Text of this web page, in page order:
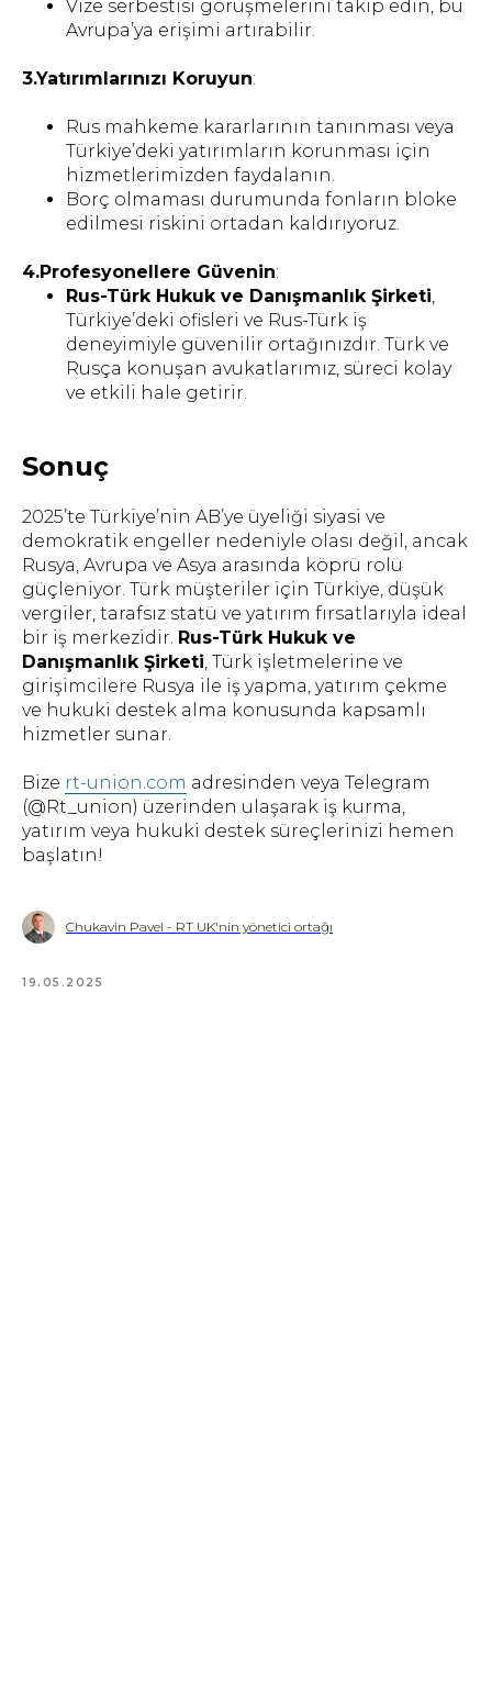
Vize serbestisi görüşmelerini takip edin, bu
Avrupa’ya erişimi artırabilir.
3.Yatırımlarınızı Koruyun:
Rus mahkeme kararlarının tanınması veya
Türkiye’deki yatırımların korunması için
hizmetlerimizden faydalanın.
Borç olmaması durumunda fonların bloke
edilmesi riskini ortadan kaldırıyoruz.
4.Profesyonellere Güvenin:
Rus-Türk Hukuk ve Danışmanlık Şirketi,
Türkiye’deki ofisleri ve Rus-Türk iş
deneyimiyle güvenilir ortağınızdır. Türk ve
Rusça konuşan avukatlarımız, süreci kolay
ve etkili hale getirir.
Sonuç
2025’te Türkiye’nin AB’ye üyeliği siyasi ve
demokratik engeller nedeniyle olası değil, ancak
Rusya, Avrupa ve Asya arasında köprü rolü
güçleniyor. Türk müşteriler için Türkiye, düşük
vergiler, tarafsız statü ve yatırım fırsatlarıyla ideal
bir iş merkezidir. Rus-Türk Hukuk ve
Danışmanlık Şirketi, Türk işletmelerine ve
girişimcilere Rusya ile iş yapma, yatırım çekme
ve hukuki destek alma konusunda kapsamlı
hizmetler sunar.
Bize rt-union.com adresinden veya Telegram
(@Rt_union) üzerinden ulaşarak iş kurma,
yatırım veya hukuki destek süreçlerinizi hemen
başlatın!
Chukavin Pavel - RT UK'nin yönetici ortağı
19.05.2025
Policy
Danışmanlık Şirketi